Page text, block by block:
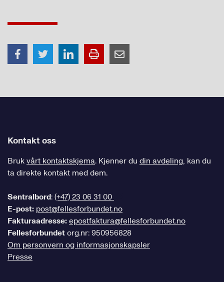
Kontakt oss
Brukvårt kontaktskjema. Kjenner du din avdeling, kan du
ta direkte kontakt med dem.
Sentralbord:(+47) 23 06 31 00
E-post: post@fellesforbundet.no
Fakturaadresse:epostfaktura@fellesforbundet.no
Fellesforbundetorg.nr: 950956828
Om personvern og informasjonskapsler
Presse